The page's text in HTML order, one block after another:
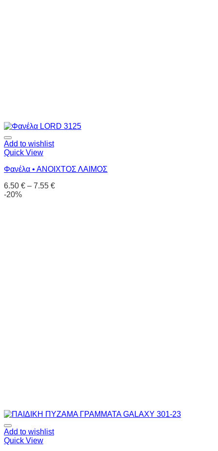
Add to wishlist
Quick View
Φανέλα • ΑΝΟΙΧΤΟΣ ΛΑΙΜΟΣ
6.50 € – 7.55 €
-20%
Add to wishlist
Quick View